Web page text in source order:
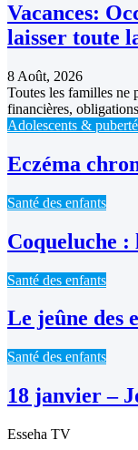
Vacances:
laisser toute
8 Août, 2026
Toutes les familles ne
financières,
Adolescents & puberté
Eczéma
Santé des enfants
Coqueluche
Santé des enfants
Le jeûne des
Santé des enfants
18 janvier –
Esseha TV